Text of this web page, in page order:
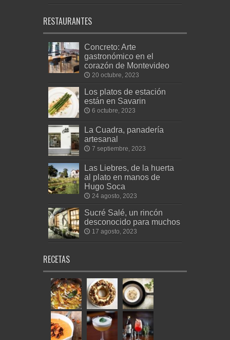
RESTAURANTES
Concreto: Arte
gastronómico en el
corazón de Montevideo
20 octubre, 2023
Los platos de estación
están en Savarin
6 octubre, 2023
La Cuadra, panadería
artesanal
7 septiembre, 2023
Las Liebres, de la huerta
al plato en manos de
Hugo Soca
24 agosto, 2023
Sucré Salé, un rincón
desconocido para muchos
17 agosto, 2023
RECETAS